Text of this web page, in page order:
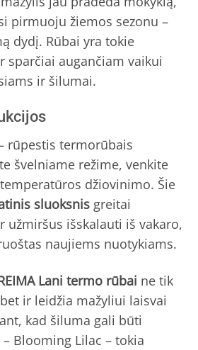
pirmuoju žiemos sezonu –
dydį. Rūbai yra tokie
sparčiai augančiam vaikui
ir šilumai.
rūpestis termorūbais
švelniame režime, venkite
džiovinimo. Šie
sluoksnis greitai
užmiršus išskalauti iš vakaro,
naujiems nuotykiams.
Lani termo rūbai ne tik
ir leidžia mažyliui laisvai
kad šiluma gali būti
Blooming Lilac – tokia